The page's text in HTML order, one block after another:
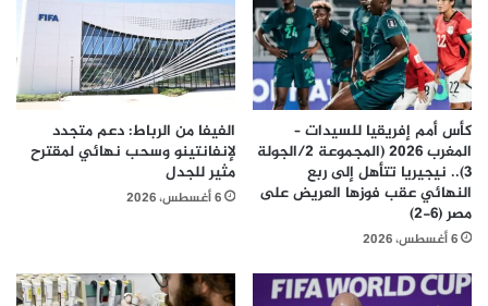
كأس أمم إفريقيا للسيدات –
المغرب 2026 (المجموعة 2/الجولة
3).. نيجيريا تتأهل إلى ربع
النهائي عقب فوزها العريض على
مصر (6-2)
6 أغسطس، 2026
الفيفا من الرباط: دعم متجدد
لإنفانتينو وسحب نهائي لمقترح
مثير للجدل
6 أغسطس، 2026